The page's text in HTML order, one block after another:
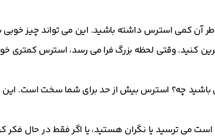
آن کمی استرس داشته باشید. این می تواند چیز خوبی
کنید. وقتی لحظه بزرگ فرا می رسد، استرس کمتری
باشید چه؟ استرس بیش از حد برای شما سخت است.
است می ترسید یا نگران هستید، یا اگر فقط در حال فکر